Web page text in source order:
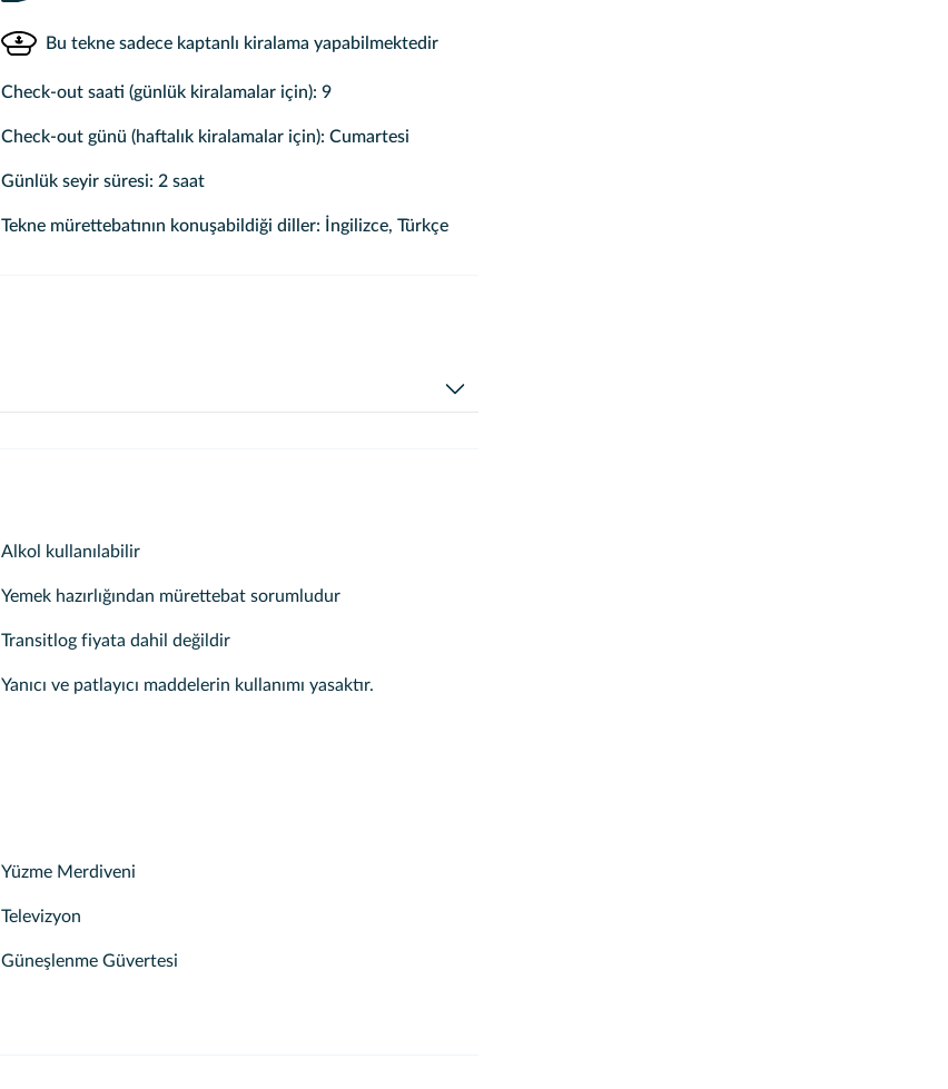
Bu tekne sadece kaptanlı kiralama yapabilmektedir
Check-out saati (günlük kiralamalar için): 9
Check-out günü (haftalık kiralamalar için): Cumartesi
Günlük seyir süresi: 2 saat
Tekne mürettebatının konuşabildiği diller: İngilizce, Türkçe
Alkol kullanılabilir
Yemek hazırlığından mürettebat sorumludur
Transitlog fiyata dahil değildir
Yanıcı ve patlayıcı maddelerin kullanımı yasaktır.
Yüzme Merdiveni
Televizyon
Güneşlenme Güvertesi